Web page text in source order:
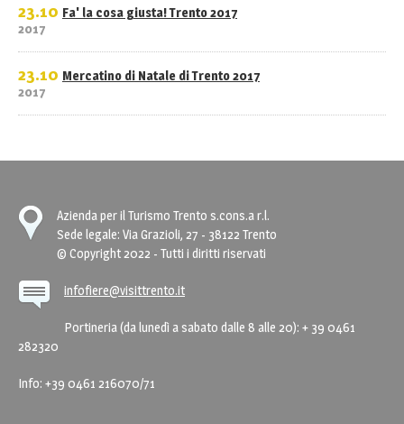
23.10
2017
Fa' la cosa giusta! Trento 2017
23.10
2017
Mercatino di Natale di Trento 2017
Azienda per il Turismo Trento s.cons.a r.l.
Sede legale: Via Grazioli, 27 - 38122 Trento
© Copyright 2022 - Tutti i diritti riservati
infofiere@visittrento.it
Portineria (da lunedì a sabato dalle 8 alle 20): + 39 0461
282320
Info: +39 0461 216070/71